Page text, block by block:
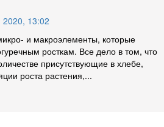
2020, 13:02
и макроэлементы, которые
росткам. Все дело в том, что
присутствующие в хлебе,
роста растения,...